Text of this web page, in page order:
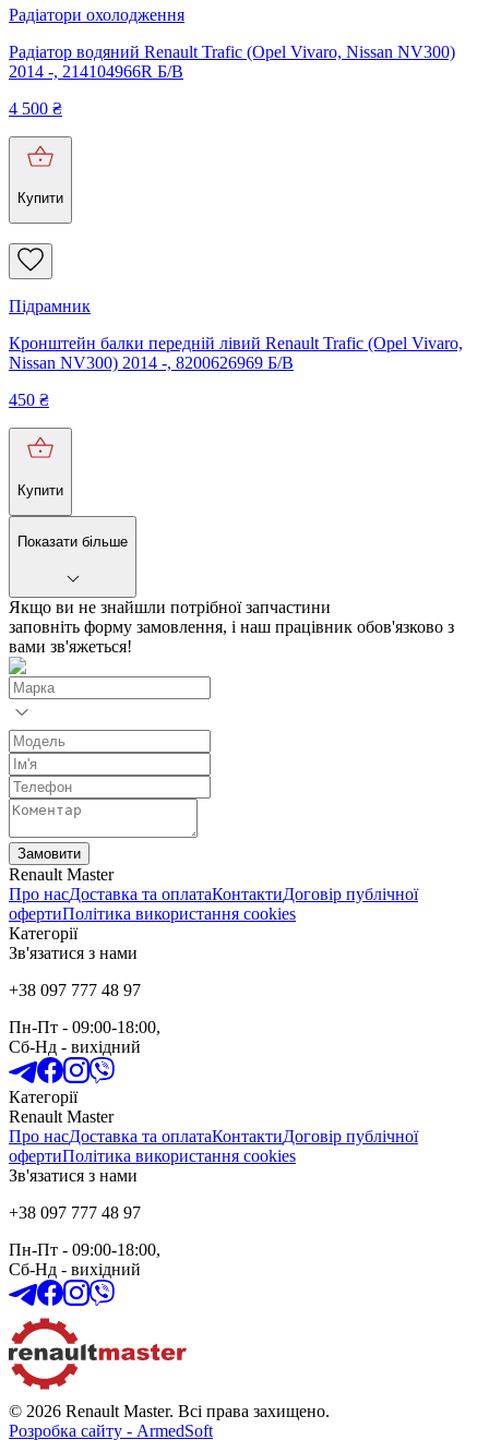
Радіатори охолодження
Радіатор водяний Renault Trafic (Opel Vivaro, Nissan NV300)
2014 -, 214104966R Б/В
4 500 ₴
Купити
Підрамник
Кронштейн балки передній лівий Renault Trafic (Opel Vivaro,
Nissan NV300) 2014 -, 8200626969 Б/В
450 ₴
Купити
Показати більше
Якщо ви не знайшли потрібної запчастини
заповніть форму замовлення, і наш працівник обов'язково з
вами зв'яжеться!
Замовити
Renault Master
Про насДоставка та оплатаКонтактиДоговір публічної
офертиПолітика використання cookies
Категорії
Зв'язатися з нами
+38 097 777 48 97
Пн-Пт - 09:00-18:00,
Сб-Нд - вихідний
Категорії
Renault Master
Про насДоставка та оплатаКонтактиДоговір публічної
офертиПолітика використання cookies
Зв'язатися з нами
+38 097 777 48 97
Пн-Пт - 09:00-18:00,
Сб-Нд - вихідний
© 2026 Renault Master. Всі права захищено.
Розробка сайту - ArmedSoft